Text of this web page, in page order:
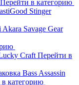
Перейти в категорию
Stinger
Akara Savage Gear
Craft Перейти в
Bass Assassin
категорию